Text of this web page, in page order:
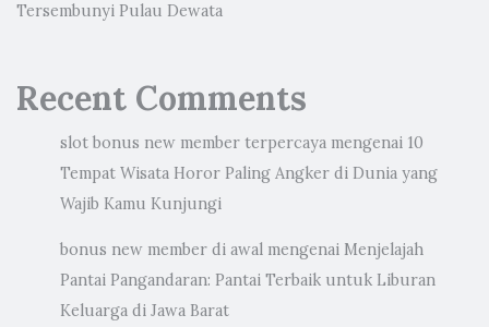
Tersembunyi Pulau Dewata
Recent Comments
slot bonus new member terpercaya mengenai 10
Tempat Wisata Horor Paling Angker di Dunia yang
Wajib Kamu Kunjungi
bonus new member di awal mengenai Menjelajah
Pantai Pangandaran: Pantai Terbaik untuk Liburan
Keluarga di Jawa Barat